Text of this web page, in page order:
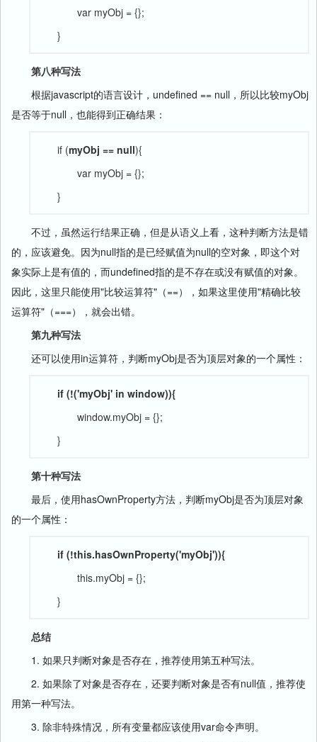
var myObj = {};
}
第八种写法
根据javascript的语言设计，undefined == null，所以比较myObj
是否等于null，也能得到正确结果：
if (myObj == null){
var myObj = {};
}
不过，虽然运行结果正确，但是从语义上看，这种判断方法是错
的，应该避免。因为null指的是已经赋值为null的空对象，即这个对
象实际上是有值的，而undefined指的是不存在或没有赋值的对象。
因此，这里只能使用"比较运算符"（==），如果这里使用"精确比较
运算符"（===），就会出错。
第九种写法
还可以使用in运算符，判断myObj是否为顶层对象的一个属性：
if (!('myObj' in window)){
window.myObj = {};
}
第十种写法
最后，使用hasOwnProperty方法，判断myObj是否为顶层对象
的一个属性：
if (!this.hasOwnProperty('myObj')){
this.myObj = {};
}
总结
1. 如果只判断对象是否存在，推荐使用第五种写法。
2. 如果除了对象是否存在，还要判断对象是否有null值，推荐使
用第一种写法。
3. 除非特殊情况，所有变量都应该使用var命令声明。